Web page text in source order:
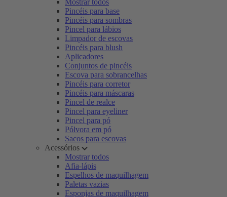
Mostrar todos
Pincéis para base
Pincéis para sombras
Pincel para lábios
Limpador de escovas
Pincéis para blush
Aplicadores
Conjuntos de pincéis
Escova para sobrancelhas
Pincéis para corretor
Pincéis para máscaras
Pincel de realce
Pincel para eyeliner
Pincel para pó
Pólvora em pó
Sacos para escovas
Acessórios
Mostrar todos
Afia-lápis
Espelhos de maquilhagem
Paletas vazias
Esponjas de maquilhagem